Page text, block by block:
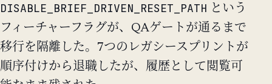
DISABLE_BRIEF_DRIVEN_RESET_PATH という
フィーチャーフラグが、QAゲートが通るまで
移行を隔離した。7つのレガシースプリントが
順序付けから退職したが、履歴として閲覧可